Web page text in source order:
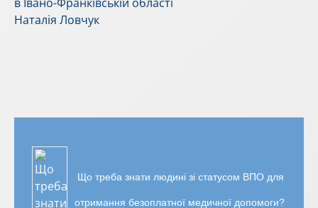
Наталія Ловчук
Що треба знати людині зі статусом ВПО для
отримання безоплатної медичної допомоги?